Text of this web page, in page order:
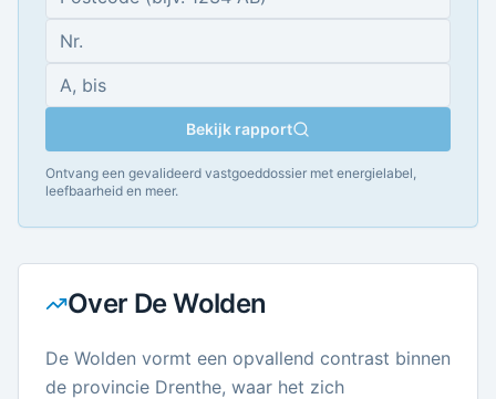
Bekijk rapport
Ontvang een gevalideerd vastgoeddossier met energielabel,
leefbaarheid en meer.
Over De Wolden
De Wolden vormt een opvallend contrast binnen
de provincie Drenthe, waar het zich